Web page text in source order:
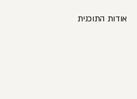
אודות התוכנית